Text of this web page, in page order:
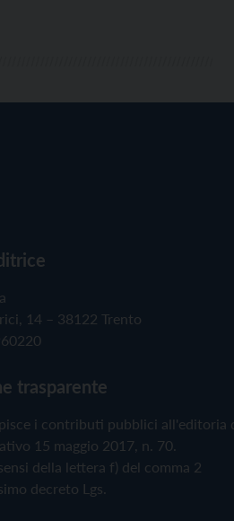
14 – 38122 Trento
trasparente
i contributi pubblici all'editoria
15 maggio 2017, n. 70.
della lettera f) del comma 2
decreto Lgs.